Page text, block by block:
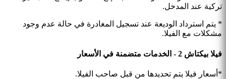
تركية عند المدخل.
* يتم استرداد الوديعة عند تسجيل المغادرة في حالة عدم وجود
مشكلات مع الفيلا.
فيلا بيكتاش 2 - الخدمات متضمنة في الأسعار
*أسعار فيلا يتم تحديدها من قبل صاحب الفيلا.